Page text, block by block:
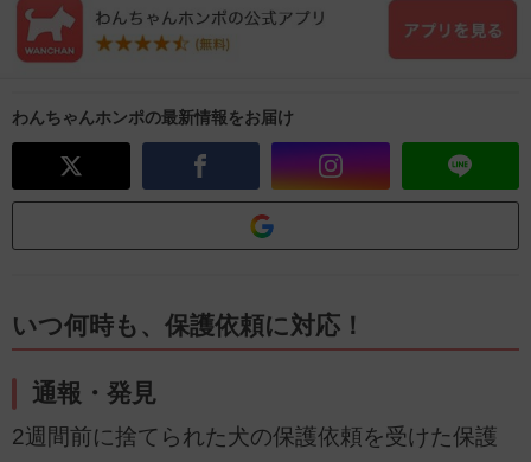
わんちゃんホンポの最新情報をお届け
いつ何時も、保護依頼に対応！
通報・発見
2週間前に捨てられた犬の保護依頼を受けた保護